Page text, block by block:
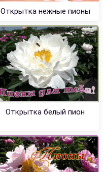
Открытка нежные пионы
Открытка белый пион